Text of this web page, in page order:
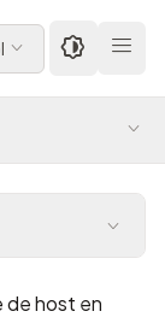
de host en